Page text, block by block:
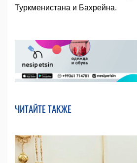
Туркменистана и Бахрейна.
ЧИТАЙТЕ ТАКЖЕ